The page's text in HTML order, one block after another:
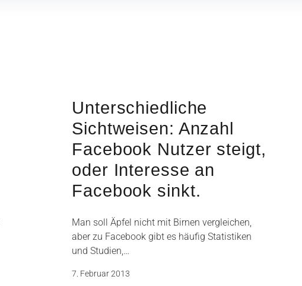
Unterschiedliche
Sichtweisen: Anzahl
Facebook Nutzer steigt,
oder Interesse an
Facebook sinkt.
Man soll Äpfel nicht mit Birnen vergleichen,
aber zu Facebook gibt es häufig Statistiken
und Studien,…
7. Februar 2013